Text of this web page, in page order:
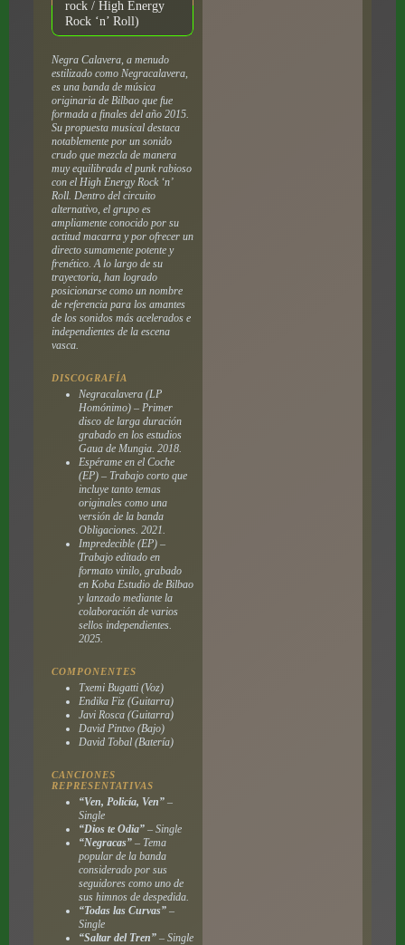
rock / High Energy
Rock ‘n’ Roll)
Negra Calavera, a menudo
estilizado como Negracalavera,
es una banda de música
originaria de Bilbao que fue
formada a finales del año 2015.
Su propuesta musical destaca
notablemente por un sonido
crudo que mezcla de manera
muy equilibrada el punk rabioso
con el High Energy Rock ‘n’
Roll. Dentro del circuito
alternativo, el grupo es
ampliamente conocido por su
actitud macarra y por ofrecer un
directo sumamente potente y
frenético. A lo largo de su
trayectoria, han logrado
posicionarse como un nombre
de referencia para los amantes
de los sonidos más acelerados e
independientes de la escena
vasca.
DISCOGRAFÍA
Negracalavera(LP
Homónimo) – Primer
disco de larga duración
grabado en los estudios
Gaua de Mungia. 2018.
Espérame en el Coche
(EP) – Trabajo corto que
incluye tanto temas
originales como una
versión de la banda
Obligaciones. 2021.
Impredecible(EP) –
Trabajo editado en
formato vinilo, grabado
en Koba Estudio de Bilbao
y lanzado mediante la
colaboración de varios
sellos independientes.
2025.
COMPONENTES
Txemi Bugatti (Voz)
Endika Fiz (Guitarra)
Javi Rosca (Guitarra)
David Pintxo (Bajo)
David Tobal (Batería)
CANCIONES
REPRESENTATIVAS
“Ven, Policía, Ven”–
Single
“Dios te Odia”– Single
“Negracas”– Tema
popular de la banda
considerado por sus
seguidores como uno de
sus himnos de despedida.
“Todas las Curvas”–
Single
“Saltar del Tren”– Single